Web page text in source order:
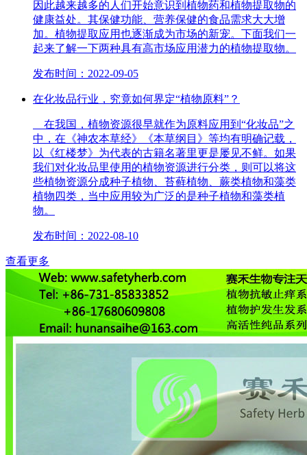
因此越来越多的人们开始意识到植物药和植物提取物的
健康益处。其保健功能、营养保健的食品需求大大增
加。植物提取应用也逐渐成为市场的新宠。下面我们一
起来了解一下两种具有高市场应用潜力的植物提取物。
发布时间：2022-09-05
在化妆品行业，究竟如何界定“植物原料”？
在我国，植物资源很早就作为原料应用到“化妆品”之
中，在《神农本草经》《本草纲目》等均有明确记载，
以《红楼梦》为代表的古籍名著里更是屡见不鲜。如果
我们对化妆品里使用的植物资源进行分类，则可以将这
些植物资源分成种子植物、苔藓植物、蕨类植物和藻类
植物四类，当中应用较为广泛的是种子植物和藻类植
物。
发布时间：2022-08-10
查看更多